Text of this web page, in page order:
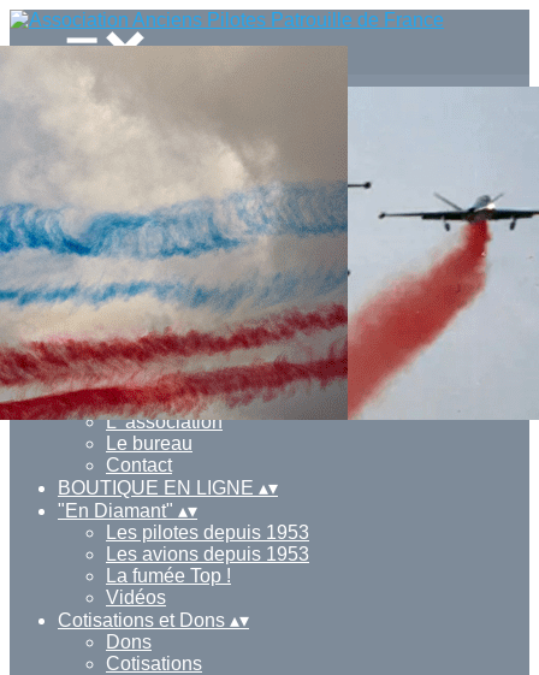
>
Les pilotes depuis 1953
Les avions depuis 1953
La fumée Top !
Vidéos
Ajoutez un logo, un bouton, des réseaux sociaux
Cliquez pour éditer
Actualités▴▾
L' association▴▾
L' association
Le bureau
Contact
BOUTIQUE EN LIGNE ▴▾
"En Diamant" ▴▾
Les pilotes depuis 1953
Les avions depuis 1953
La fumée Top !
Vidéos
Cotisations et Dons ▴▾
Dons
Cotisations